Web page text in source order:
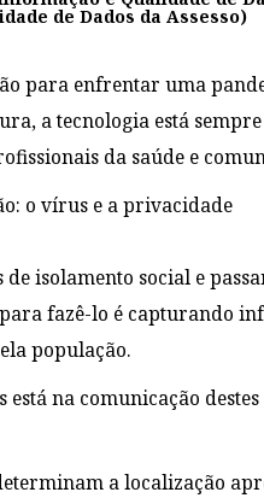
de Dados da Assesso)
para enfrentar uma
a tecnologia está
da saúde e
isolamento social e
fazê-lo é capturando
população.
na comunicação
a localização